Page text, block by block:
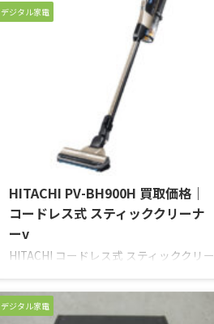
を楽しむことが出来るメガネとシンクロ
エミッターです。プロジェクターとセッ
トで購入されたそうですが、3Ｄ映像は
見ていて疲れるという情報をよく聞いた
ので、結局一度も使うことがなかったと
のこと。新品未使用の状態でしたので精
一杯のお値段をつけさせていただきまし
た。お売りいただき、ありがとうござい
ました。 新品・中古品 買取のがんばり
屋℡0120-3 ...
デジタル家電
HITACHI PV-BH900H 買取価格｜
コードレス式 スティッククリーナ
ーv
HITACHI コードレス式 スティッククリー
買い取りさせていただきました。コード
レス式スティックタイプながらメインで
デジタル家電